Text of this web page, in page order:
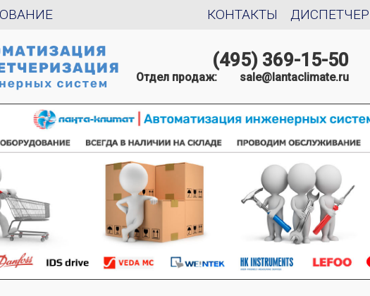
КОНТАКТЫ
(495) 369-15-50
Отдел продаж: sale@lantaclimate.ru